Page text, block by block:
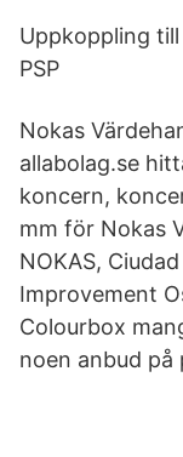
Uppkoppling
PSP
Nokas
allabolag.se
koncern,
mm för Nokas
NOKAS,
Improvement
Colourbox
noen anbud på